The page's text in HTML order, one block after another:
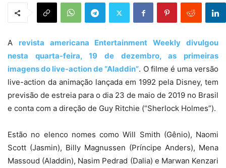
A revista americana Entertainment Weekly divulgou
nesta quarta-feira, 19 de dezembro, as primeiras
imagens do live-action de “Aladdin”. O filme é uma versão
live-action da animação lançada em 1992 pela Disney, tem
previsão de estreia para o dia 23 de maio de 2019 no Brasil
e conta com a direção de Guy Ritchie (“Sherlock Holmes”).
Estão no elenco nomes como Will Smith (Gênio), Naomi
Scott (Jasmin), Billy Magnussen (Príncipe Anders), Mena
Massoud (Aladdin), Nasim Pedrad (Dalia) e Marwan Kenzari